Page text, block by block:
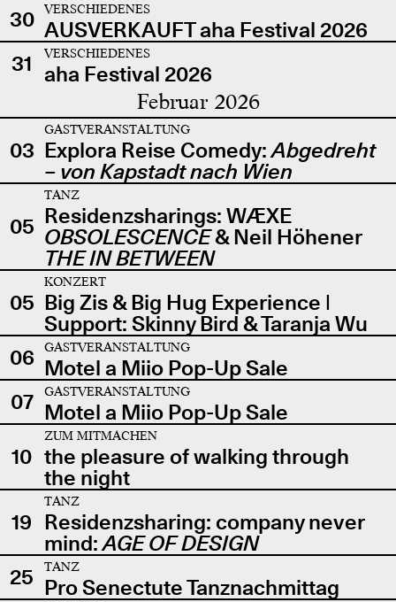
30
VERSCHIEDENES
AUSVERKAUFT aha Festival 2026
31
VERSCHIEDENES
aha Festival 2026
Februar 2026
03
GASTVERANSTALTUNG
Explora Reise Comedy:Abgedreht
– von Kapstadt nach Wien
05
TANZ
Residenzsharings: WÆXE
OBSOLESCENCE& Neil Höhener
THE IN BETWEEN
05
KONZERT
Big Zis & Big Hug Experience |
Support: Skinny Bird & Taranja Wu
06
GASTVERANSTALTUNG
Motel a Miio Pop-Up Sale
07
GASTVERANSTALTUNG
Motel a Miio Pop-Up Sale
10
ZUM MITMACHEN
the pleasure of walking through
the night
19
TANZ
Residenzsharing: company never
mind:AGE OF DESIGN
25
TANZ
Pro Senectute Tanznachmittag